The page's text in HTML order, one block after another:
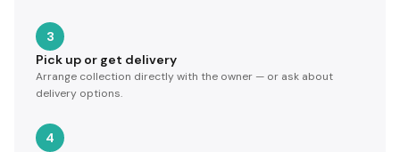
3
Pick up or get delivery
Arrange collection directly with the owner — or ask about
delivery options.
4